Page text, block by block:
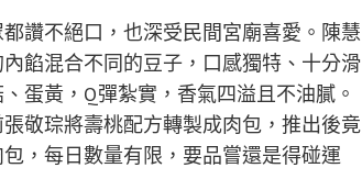
讚不絕口，也深受民間宮廟喜愛。陳慧
餡混合不同的豆子，口感獨特、十分滑
蛋黃，Q彈紮實，香氣四溢且不油膩。
敬琮將壽桃配方轉製成肉包，推出後竟
，每日數量有限，要品嘗還是得碰運